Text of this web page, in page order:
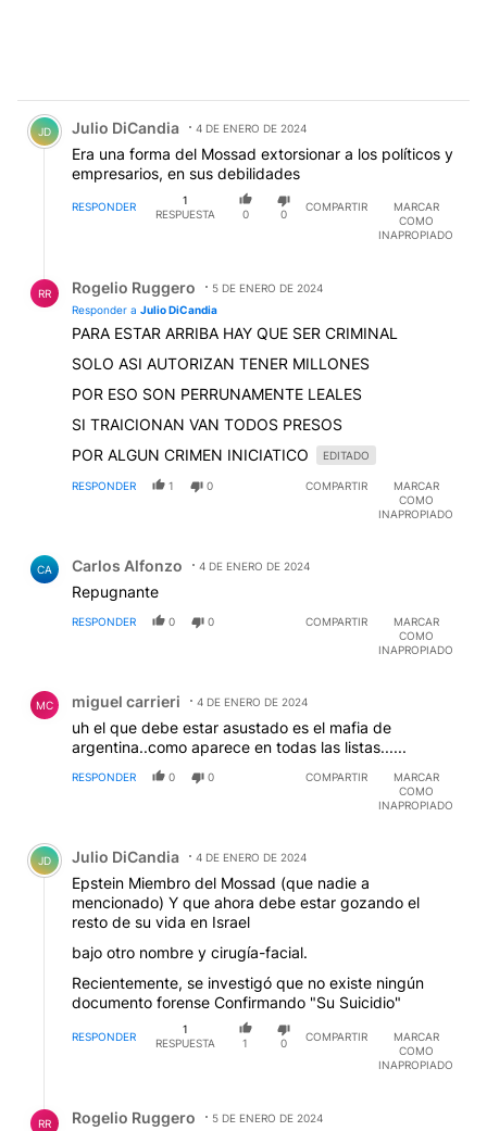
Comentario de Julio DiCandia.
JD Julio DiCandia 4 DE ENERO DE 2024
Era una forma del Mossad extorsionar a los políticos y
empresarios, en sus debilidades
RESPONDER
1
RESPUESTA
0 0
COMPARTIR
MARCAR
COMO
INAPROPIADO
RR Rogelio Ruggero
5 DE ENERO DE 2024
Responder a Julio DiCandia
PARA ESTAR ARRIBA HAY QUE SER CRIMINAL
SOLO ASI AUTORIZAN TENER MILLONES
POR ESO SON PERRUNAMENTE LEALES
SI TRAICIONAN VAN TODOS PRESOS
POR ALGUN CRIMEN INICIATICO
EDITADO
RESPONDER 1 0 COMPARTIR
MARCAR
COMO
INAPROPIADO
CA Carlos Alfonzo 4 DE ENERO DE 2024
Repugnante
RESPONDER 0 0 COMPARTIR
MARCAR
COMO
INAPROPIADO
MC miguel carrieri 4 DE ENERO DE 2024
uh el que debe estar asustado es el mafia de
argentina..como aparece en todas las listas......
RESPONDER 0 0 COMPARTIR
MARCAR
COMO
INAPROPIADO
Comentario de Julio DiCandia.
JD Julio DiCandia 4 DE ENERO DE 2024
Epstein Miembro del Mossad (que nadie a
mencionado) Y que ahora debe estar gozando el
resto de su vida en Israel
bajo otro nombre y cirugía-facial.
Recientemente, se investigó que no existe ningún
documento forense Confirmando "Su Suicidio"
RESPONDER
1
RESPUESTA
1 0
COMPARTIR
MARCAR
COMO
INAPROPIADO
RR Rogelio Ruggero
5 DE ENERO DE 2024